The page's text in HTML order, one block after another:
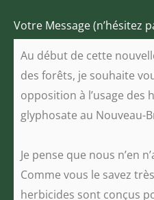
Votre Message (n’hésitez